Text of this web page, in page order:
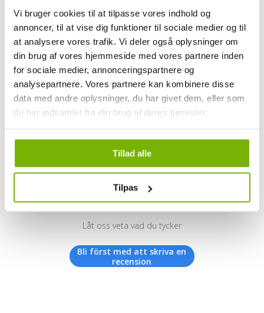
Vi bruger cookies til at tilpasse vores indhold og
annoncer, til at vise dig funktioner til sociale medier og til
at analysere vores trafik. Vi deler også oplysninger om
din brug af vores hjemmeside med vores partnere inden
for sociale medier, annonceringspartnere og
analysepartnere. Vores partnere kan kombinere disse
data med andre oplysninger, du har givet dem, eller som
de har indsamlet fra din brug af deres tjenester.
Tillad alle
Tilpas
Vi letar efter stjärnor!
Låt oss veta vad du tycker
Bli först med att skriva en
recension